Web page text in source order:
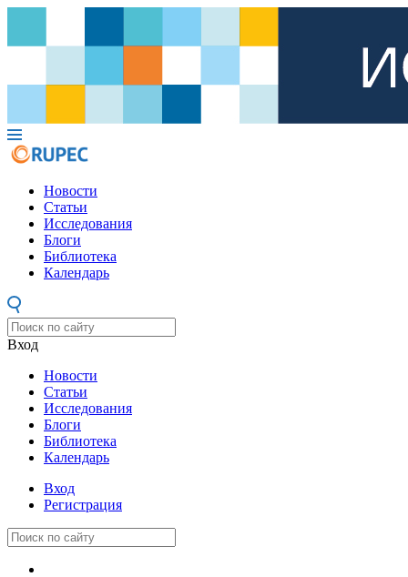
Новости
Статьи
Исследования
Блоги
Библиотека
Календарь
Вход
Новости
Статьи
Исследования
Блоги
Библиотека
Календарь
Вход
Регистрация